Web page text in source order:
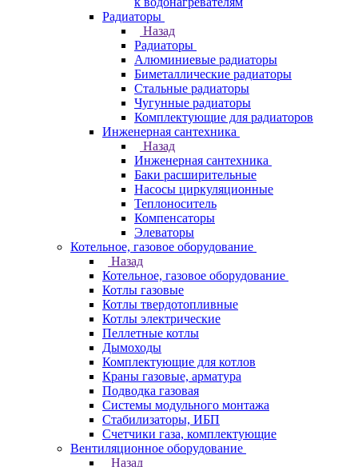
Радиаторы
Назад
Радиаторы
Алюминиевые радиаторы
Биметаллические радиаторы
Стальные радиаторы
Чугунные радиаторы
Комплектующие для радиаторов
Инженерная сантехника
Назад
Инженерная сантехника
Баки расширительные
Насосы циркуляционные
Теплоноситель
Компенсаторы
Элеваторы
Котельное, газовое оборудование
Назад
Котельное, газовое оборудование
Котлы газовые
Котлы твердотопливные
Котлы электрические
Пеллетные котлы
Дымоходы
Комплектующие для котлов
Краны газовые, арматура
Подводка газовая
Системы модульного монтажа
Стабилизаторы, ИБП
Счетчики газа, комплектующие
Вентиляционное оборудование
Назад